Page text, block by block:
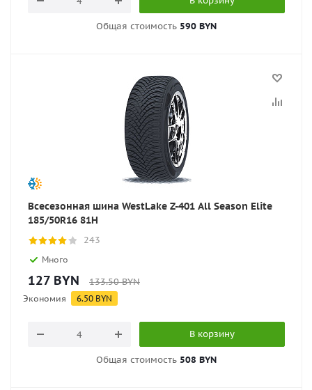
Общая стоимость 590 BYN
Всесезонная шина WestLake Z-401 All Season Elite
185/50R16 81H
243
Много
127 BYN 133.50BYN
Экономия 6.50 BYN
В корзину
Общая стоимость 508 BYN